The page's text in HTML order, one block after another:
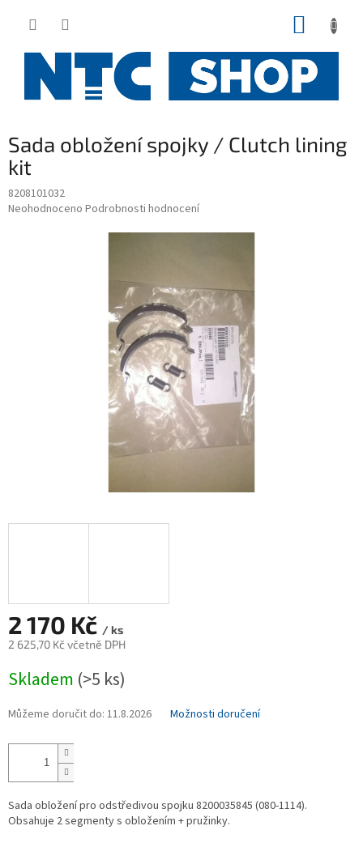
Sada obložení spojky / Clutch lining
kit
8208101032
Průměrné
Neohodnoceno Podrobnosti hodnocení
2 170 Kč / ks
2 625,70 Kč včetně DPH
cena:
Skladem (>5 ks)
Můžeme doručit do: 11.8.2026 Možnosti doručení
Sada obložení pro odstředivou spojku 8200035845 (080-1114).
Obsahuje 2 segmenty s obložením + pružinky.